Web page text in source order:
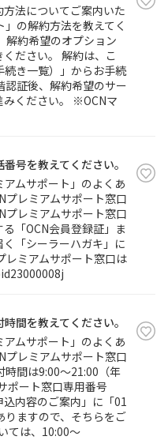
サポートサイトの使い方
工事・故障情報通知
方法についてご案内いた
」の解約方法を教えてく
解約希望のオプション
ださい。 解約は、こ
続き一覧）」からお手続
認証後、解約希望のサー
みください。 ※OCNマ
号を教えてください。
ムサポート」のよくあ
プレミアムサポート窓口
プレミアムサポート窓口
「OCN会員登録証」ま
「シーラーハガキ」に
ミアムサポート窓口は
間を教えてください。
ムサポート」のよくあ
プレミアムサポート窓口
時間は9:00～21:00（年
ポート窓口専用番号
内容のご案内」に「01
ますので、そちらをご
ては、10:00～